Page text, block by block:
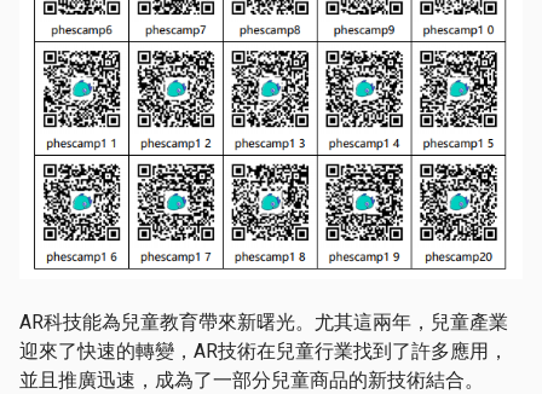
AR科技能為兒童教育帶來新曙光。尤其這兩年，兒童產業
迎來了快速的轉變，AR技術在兒童行業找到了許多應用，
並且推廣迅速，成為了一部分兒童商品的新技術結合。